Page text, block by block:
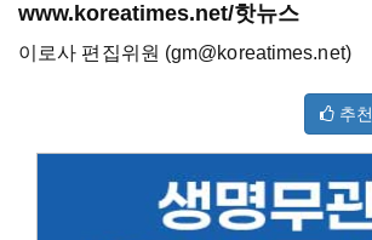
www.koreatimes.net/핫뉴스
이로사 편집위원 (gm@koreatimes.net)
추천